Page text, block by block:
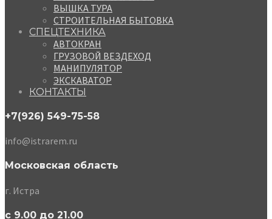
ВЫШКА ТУРА
СТРОИТЕЛЬНАЯ БЫТОВКА
СПЕЦТЕХНИКА
АВТОКРАН
ГРУЗОВОЙ ВЕЗДЕХОД
МАНИПУЛЯТОР
ЭКСКАВАТОР
КОНТАКТЫ
+7(926) 549-75-58
info@istrarem.ru
Московская область
г. Истра
с 9.00 до 21.00